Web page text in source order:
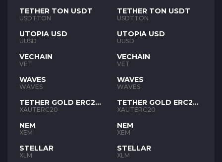
TETHER TON USDT
USDTTON
UTOPIA USD
UUSD
VECHAIN
VET
WAVES
WAVES
TETHER GOLD ERC20
XAUT
XAUTERC20
NEM
XEM
STELLAR
XLM
TETHER TON USDT
USDTTON
UTOPIA USD
UUSD
VECHAIN
VET
WAVES
WAVES
TETHER GOLD ERC20
XAUT
XAUTERC20
NEM
XEM
STELLAR
XLM